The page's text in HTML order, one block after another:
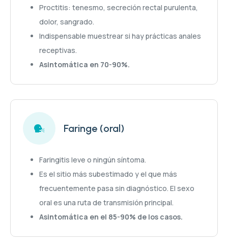
Proctitis: tenesmo, secreción rectal purulenta,
dolor, sangrado.
Indispensable muestrear si hay prácticas anales
receptivas.
Asintomática en 70-90%.
Faringe (oral)
Faringitis leve o ningún síntoma.
Es el sitio más subestimado y el que más
frecuentemente pasa sin diagnóstico. El sexo
oral es una ruta de transmisión principal.
Asintomática en el 85-90% de los casos.